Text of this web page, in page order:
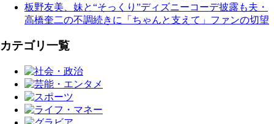
板野友美、妹と“そっくり”ディズニーコーデ披露も夫・
高橋奎二の不調続きに「ちゃんと支えて」ファンの切望
カテゴリ一覧